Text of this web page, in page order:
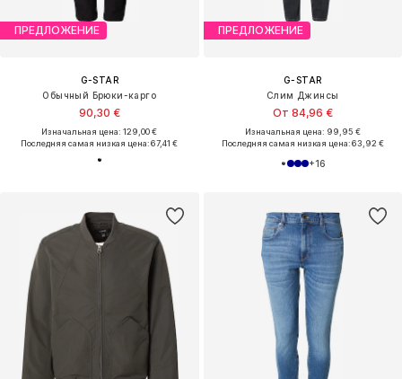
ПРЕДЛОЖЕНИЕ
G-STAR
Обычный Брюки-карго
90,30 €
Изначальная цена: 129,00 €
Последняя самая низкая цена:67,41 €
ПРЕДЛОЖЕНИЕ
G-STAR
Слим Джинсы
От 84,96 €
Изначальная цена: 99,95 €
Последняя самая низкая цена:63,92 €
+16